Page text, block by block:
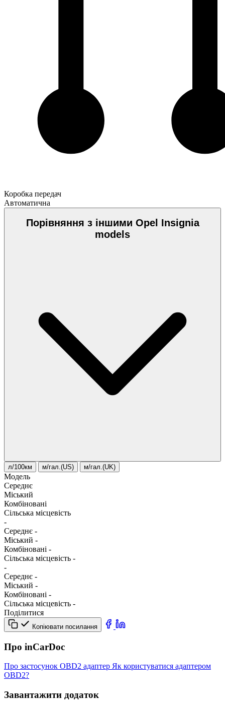
Коробка передач
Автоматична
Порівняння з іншими Opel Insignia
models
л/100км м/гал.(US) м/гал.(UK)
Модель
Середнє
Міський
Комбіновані
Сільська місцевість
-
Середнє -
Міський -
Комбіновані -
Сільська місцевість -
-
Середнє -
Міський -
Комбіновані -
Сільська місцевість -
Поділитися
Копіювати посилання
Про inCarDoc
Про застосунок OBD2 адаптер Як користуватися адаптером
OBD2?
Завантажити додаток